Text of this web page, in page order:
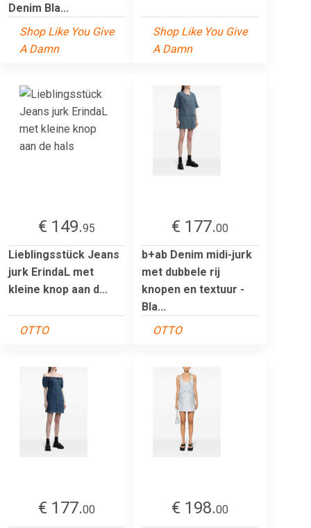
Denim Bla...
Shop Like You Give
A Damn
Shop Like You Give
A Damn
€ 149.95
Lieblingsstück Jeans
jurk ErindaL met
kleine knop aan d...
OTTO
€ 177.00
b+ab Denim midi-jurk
met dubbele rij
knopen en textuur -
Bla...
OTTO
€ 177.00
€ 198.00